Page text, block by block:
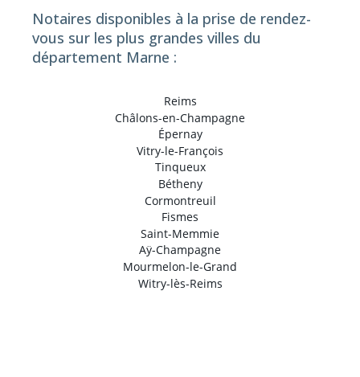
Notaires disponibles à la prise de rendez-
vous sur les plus grandes villes du
département Marne :
Reims
Châlons-en-Champagne
Épernay
Vitry-le-François
Tinqueux
Bétheny
Cormontreuil
Fismes
Saint-Memmie
Aÿ-Champagne
Mourmelon-le-Grand
Witry-lès-Reims